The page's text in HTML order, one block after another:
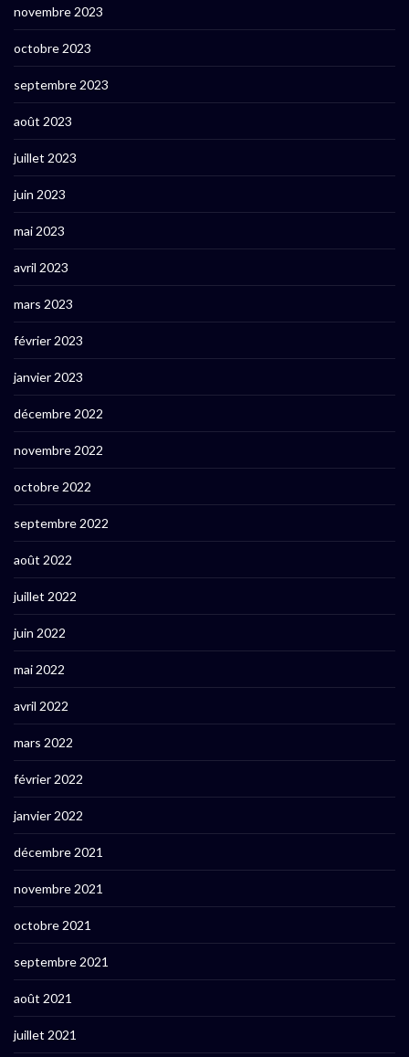
novembre 2023
octobre 2023
septembre 2023
août 2023
juillet 2023
juin 2023
mai 2023
avril 2023
mars 2023
février 2023
janvier 2023
décembre 2022
novembre 2022
octobre 2022
septembre 2022
août 2022
juillet 2022
juin 2022
mai 2022
avril 2022
mars 2022
février 2022
janvier 2022
décembre 2021
novembre 2021
octobre 2021
septembre 2021
août 2021
juillet 2021